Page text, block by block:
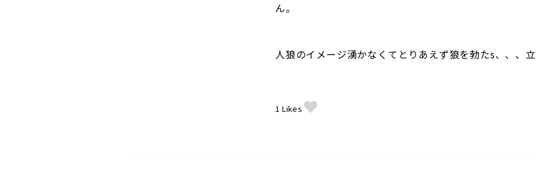
ん。
人狼のイメージ湧かなくてとりあえず狼を勃たs、、、立
1 Likes